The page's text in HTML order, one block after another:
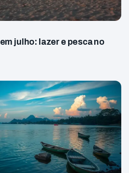
julho: lazer e pesca no